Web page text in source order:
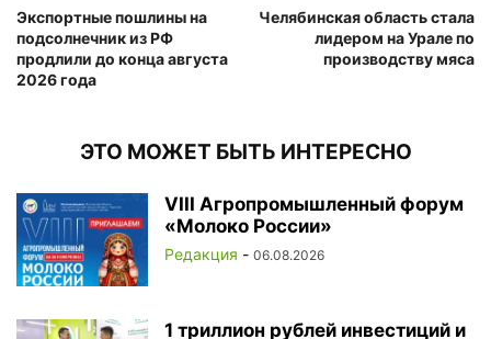
Экспортные пошлины на
подсолнечник из РФ
продлили до конца августа
2026 года
Челябинская область стала
лидером на Урале по
производству мяса
ЭТО МОЖЕТ БЫТЬ ИНТЕРЕСНО
VIII Агропромышленный форум
«Молоко России»
Редакция - 06.08.2026
1 триллион рублей инвестиций и